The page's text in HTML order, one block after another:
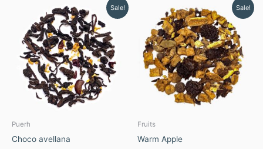
Sale!
Puerh
Choco avellana
de
precios:
desde
$ 5.81
hasta
$ 19.39
Este
producto
tiene
múltiples
variantes.
Las
opciones
Sale!
Fruits
Warm Apple
de
precios:
desde
$ 5.72
hasta
$ 14.28
Este
tiene
Las